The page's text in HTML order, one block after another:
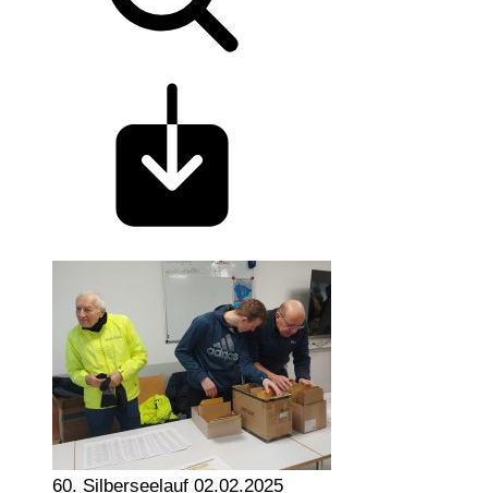
60. Silberseelauf 02.02.2025